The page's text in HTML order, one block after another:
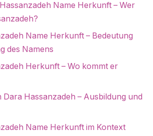
Name Herkunft – Wer
Name Herkunft – Bedeutung
des Namens
Herkunft – Wo kommt er
Dara Hassanzadeh – Ausbildung und
Name Herkunft im Kontext